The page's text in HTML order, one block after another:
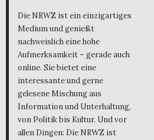
Die NRWZ ist ein einzigartiges
Medium und genießt
nachweislich eine hohe
Aufmerksamkeit – gerade auch
online. Sie bietet eine
interessante und gerne
gelesene Mischung aus
Information und Unterhaltung,
von Politik bis Kultur. Und vor
allen Dingen: Die NRWZ ist